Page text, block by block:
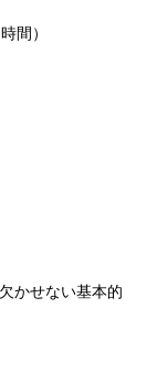
間）
かせない基本的